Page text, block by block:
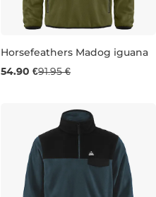
Výpredaj -40 %
Horsefeathers Madog iguana
54.90 €91.95 €